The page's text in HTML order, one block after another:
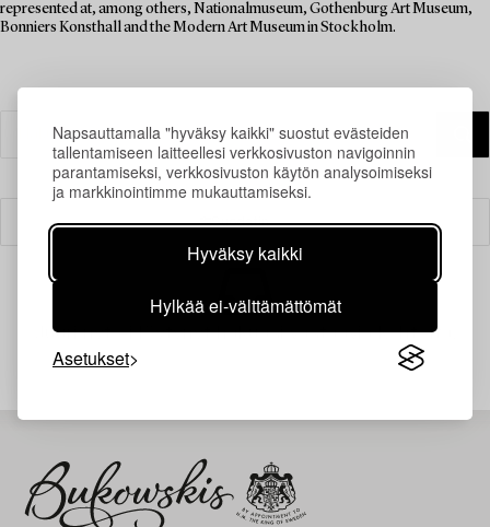
Napsauttamalla "hyväksy kaikki" suostut evästeiden
tallentamiseen laitteellesi verkkosivuston navigoinnin
parantamiseksi, verkkosivuston käytön analysoimiseksi
ja markkinointimme mukauttamiseksi.
Hyväksy kaikki
Hylkää ei-välttämättömät
Asetukset
represented at, among others, Nationalmuseum, Gothenburg Art Museum,
Bonniers Konsthall and the Modern Art Museum in Stockholm.
Suodatin
Juuri nyt ei löytynyt hakuasi vastaavia kohteita.